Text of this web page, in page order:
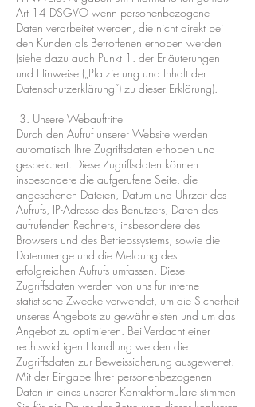
Art 14 DSGVO wenn personenbezogene
Daten verarbeitet werden, die nicht direkt bei
den Kunden als Betroffenen erhoben werden
(siehe dazu auch Punkt 1. der Erläuterungen
und Hinweise („Platzierung und Inhalt der
Datenschutzerklärung“) zu dieser Erklärung).
3. Unsere Webauftritte
Durch den Aufruf unserer Website werden
automatisch Ihre Zugriffsdaten erhoben und
gespeichert. Diese Zugriffsdaten können
insbesondere die aufgerufene Seite, die
angesehenen Dateien, Datum und Uhrzeit des
Aufrufs, IP-Adresse des Benutzers, Daten des
aufrufenden Rechners, insbesondere des
Browsers und des Betriebssystems, sowie die
Datenmenge und die Meldung des
erfolgreichen Aufrufs umfassen. Diese
Zugriffsdaten werden von uns für interne
statistische Zwecke verwendet, um die Sicherheit
unseres Angebots zu gewährleisten und um das
Angebot zu optimieren. Bei Verdacht einer
rechtswidrigen Handlung werden die
Zugriffsdaten zur Beweissicherung ausgewertet.
Mit der Eingabe Ihrer personenbezogenen
Daten in eines unserer Kontaktformulare stimmen